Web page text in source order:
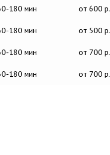
180 мин от 600 р.
180 мин от 500 р.
180 мин от 700 р.
180 мин от 700 р.